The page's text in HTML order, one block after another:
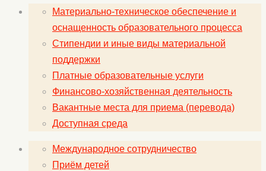
Материально-техническое обеспечение и
оснащенность образовательного процесса
Стипендии и иные виды материальной
поддержки
Платные образовательные услуги
Финансово-хозяйственная деятельность
Вакантные места для приема (перевода)
Доступная среда
Международное сотрудничество
Приём детей